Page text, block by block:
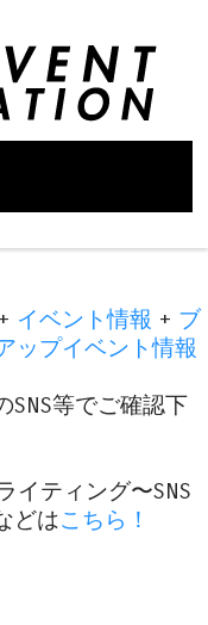
+ イベント情報 + ブ
ップイベント情報
等でご確認下
ティング〜SNS
どはこちら！